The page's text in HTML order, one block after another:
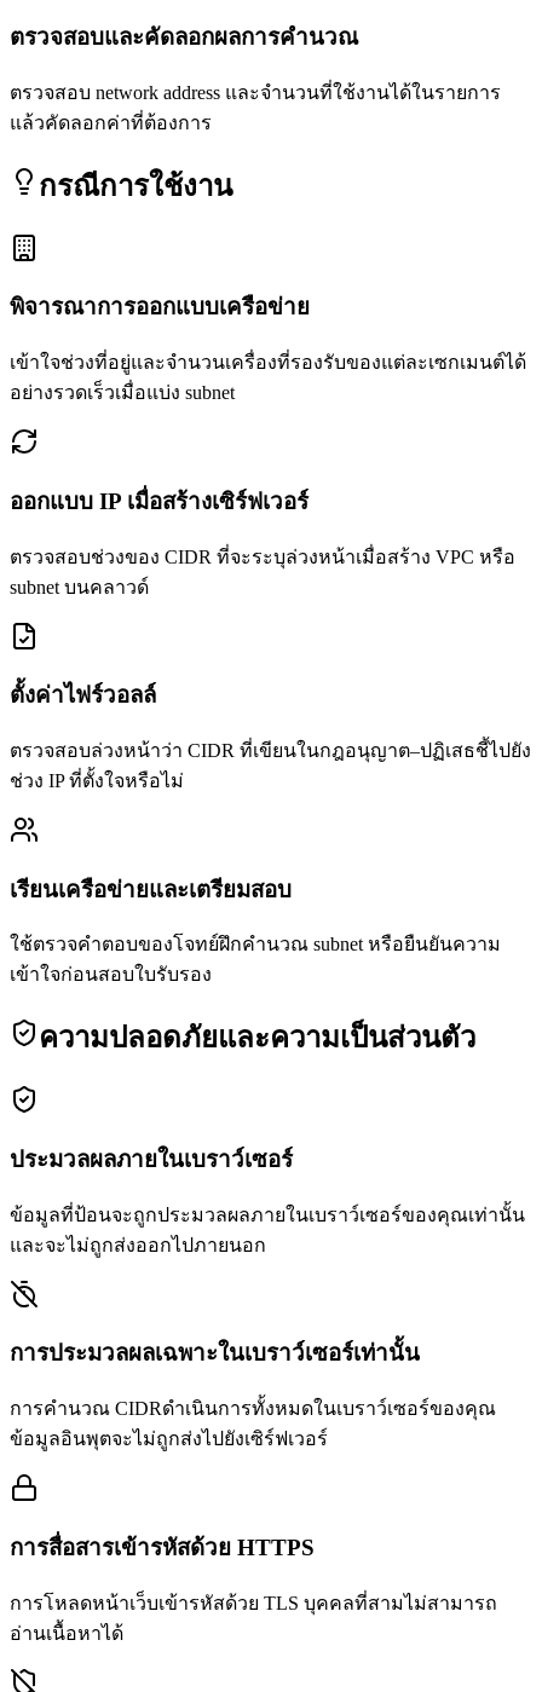
ตรวจสอบและคัดลอกผลการคำนวณ
ตรวจสอบ network address และจำนวนที่ใช้งานได้ในรายการ
แล้วคัดลอกค่าที่ต้องการ
กรณีการใช้งาน
พิจารณาการออกแบบเครือข่าย
เข้าใจช่วงที่อยู่และจำนวนเครื่องที่รองรับของแต่ละเซกเมนต์ได้
อย่างรวดเร็วเมื่อแบ่ง subnet
ออกแบบ IP เมื่อสร้างเซิร์ฟเวอร์
ตรวจสอบช่วงของ CIDR ที่จะระบุล่วงหน้าเมื่อสร้าง VPC หรือ
subnet บนคลาวด์
ตั้งค่าไฟร์วอลล์
ตรวจสอบล่วงหน้าว่า CIDR ที่เขียนในกฎอนุญาต–ปฏิเสธชี้ไปยัง
ช่วง IP ที่ตั้งใจหรือไม่
เรียนเครือข่ายและเตรียมสอบ
ใช้ตรวจคำตอบของโจทย์ฝึกคำนวณ subnet หรือยืนยันความ
เข้าใจก่อนสอบใบรับรอง
ความปลอดภัยและความเป็นส่วนตัว
ประมวลผลภายในเบราว์เซอร์
ข้อมูลที่ป้อนจะถูกประมวลผลภายในเบราว์เซอร์ของคุณเท่านั้น
และจะไม่ถูกส่งออกไปภายนอก
การประมวลผลเฉพาะในเบราว์เซอร์เท่านั้น
การคำนวณ CIDRดำเนินการทั้งหมดในเบราว์เซอร์ของคุณ
ข้อมูลอินพุตจะไม่ถูกส่งไปยังเซิร์ฟเวอร์
การสื่อสารเข้ารหัสด้วย HTTPS
การโหลดหน้าเว็บเข้ารหัสด้วย TLS บุคคลที่สามไม่สามารถ
อ่านเนื้อหาได้